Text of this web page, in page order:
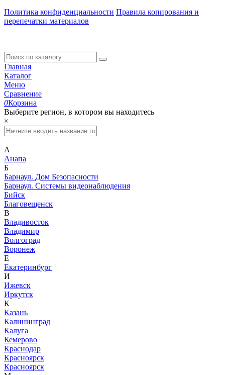
Политика конфиденциальности Правила копирования и
перепечатки материалов
Главная
Каталог
Меню
Сравнение
0Корзина
Выберите регион, в котором вы находитесь
×
А
Анапа
Б
Барнаул. Дом Безопасности
Барнаул. Системы видеонаблюдения
Бийск
Благовещенск
В
Владивосток
Владимир
Волгоград
Воронеж
Е
Екатеринбург
И
Ижевск
Иркутск
К
Казань
Калининград
Калуга
Кемерово
Краснодар
Красноярск
Красноярск